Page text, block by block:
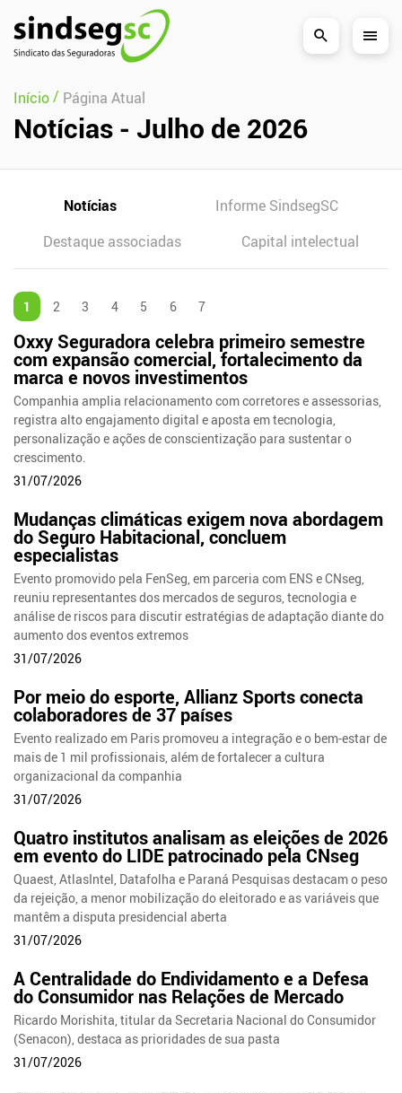
Pular Navegação (s)
Início/ Página Atual
Notícias - Julho de 2026
Notícias
Informe SindsegSC
Destaque associadas
Capital intelectual
1 2 3 4 5 6 7
Oxxy Seguradora celebra primeiro semestre
com expansão comercial, fortalecimento da
marca e novos investimentos
Companhia amplia relacionamento com corretores e assessorias,
registra alto engajamento digital e aposta em tecnologia,
personalização e ações de conscientização para sustentar o
crescimento.
31/07/2026
Mudanças climáticas exigem nova abordagem
do Seguro Habitacional, concluem
especialistas
Evento promovido pela FenSeg, em parceria com ENS e CNseg,
reuniu representantes dos mercados de seguros, tecnologia e
análise de riscos para discutir estratégias de adaptação diante do
aumento dos eventos extremos
31/07/2026
Por meio do esporte, Allianz Sports conecta
colaboradores de 37 países
Evento realizado em Paris promoveu a integração e o bem-estar de
mais de 1 mil profissionais, além de fortalecer a cultura
organizacional da companhia
31/07/2026
Quatro institutos analisam as eleições de 2026
em evento do LIDE patrocinado pela CNseg
Quaest, AtlasIntel, Datafolha e Paraná Pesquisas destacam o peso
da rejeição, a menor mobilização do eleitorado e as variáveis que
mantêm a disputa presidencial aberta
31/07/2026
A Centralidade do Endividamento e a Defesa
do Consumidor nas Relações de Mercado
Ricardo Morishita, titular da Secretaria Nacional do Consumidor
(Senacon), destaca as prioridades de sua pasta
31/07/2026